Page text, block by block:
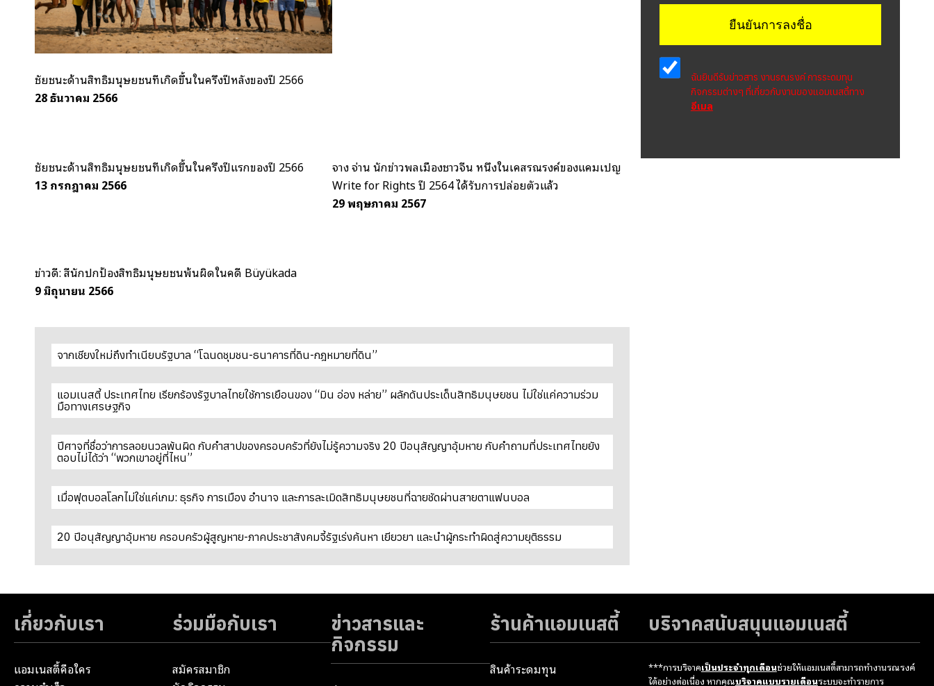
ชัยชนะด้านสิทธิมนุษยชนที่เกิดขึ้นในครึ่งปีหลังของปี 2566
28 ธันวาคม 2566
ชัยชนะด้านสิทธิมนุษยชนที่เกิดขึ้นในครึ่งปีแรกของปี 2566
13 กรกฎาคม 2566
จาง จ่าน นักข่าวพลเมืองชาวจีน หนึ่งในเคสรณรงค์ของแคมเปญ
Write for Rights ปี 2564 ได้รับการปล่อยตัวแล้ว
29 พฤษภาคม 2567
ข่าวดี: สี่นักปกป้องสิทธิมนุษยชนพ้นผิดในคดี Büyükada
9 มิถุนายน 2566
จากเชียงใหม่ถึงทำเนียบรัฐบาล “โฉนดชุมชน-ธนาคารที่ดิน-กฎหมายที่ดิน”
แอมเนสตี้ ประเทศไทย เรียกร้องรัฐบาลไทยใช้การเยือนของ “มิน อ่อง หล่าย” ผลักดันประเด็นสิทธิมนุษยชน ไม่ใช่แค่ความร่วม
มือทางเศรษฐกิจ
ปีศาจที่ชื่อว่าการลอยนวลพ้นผิด กับคำสาปของครอบครัวที่ยังไม่รู้ความจริง 20 ปีอนุสัญญาอุ้มหาย กับคำถามที่ประเทศไทยยัง
ตอบไม่ได้ว่า “พวกเขาอยู่ที่ไหน”
เมื่อฟุตบอลโลกไม่ใช่แค่เกม: ธุรกิจ การเมือง อำนาจ และการละเมิดสิทธิมนุษยชนที่ฉายชัดผ่านสายตาแฟนบอล
20 ปีอนุสัญญาอุ้มหาย ครอบครัวผู้สูญหาย-ภาคประชาสังคมจี้รัฐเร่งค้นหา เยียวยา และนำผู้กระทำผิดสู่ความยุติธรรม
เกี่ยวกับเรา
แอมเนสตี้คือใคร
ร่วมมือกับเรา
สมัครสมาชิก
ข่าวสารและ
กิจกรรม
ร้านค้าแอมเนสตี้
สินค้าระดมทุน
บริจาคสนับสนุนแอมเนสตี้
***การบริจาคเป็นประจำทุกเดือนช่วยให้แอมเนสตี้สามารถทำงานรณรงค์
ได้อย่างต่อเนื่อง หากคุณบริจาคแบบรายเดือนระบบจะทำรายการ